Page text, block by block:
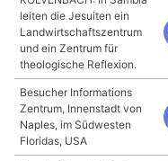
leiten die Jesuiten ein
Landwirtschaftszentrum
und ein Zentrum für
theologische Reflexion.
Besucher Informations
Zentrum, Innenstadt von
Naples, im Südwesten
Floridas, USA